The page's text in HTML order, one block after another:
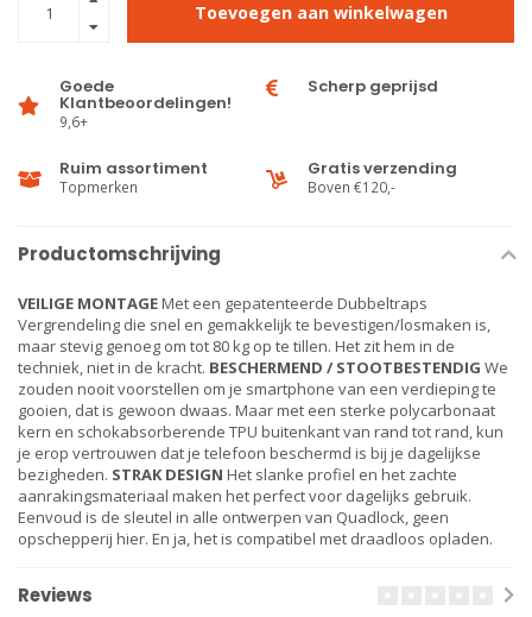
Toevoegen aan winkelwagen
Goede
Klantbeoordelingen!
9,6+
Scherp geprijsd
Ruim assortiment
Topmerken
Gratis verzending
Boven €120,-
Productomschrijving
VEILIGE MONTAGEMet een gepatenteerde Dubbeltraps
Vergrendeling die snel en gemakkelijk te bevestigen/losmaken is,
maar stevig genoeg om tot 80 kg op te tillen. Het zit hem in de
techniek, niet in de kracht. BESCHERMEND / STOOTBESTENDIG We
zouden nooit voorstellen om je smartphone van een verdieping te
gooien, dat is gewoon dwaas. Maar met een sterke polycarbonaat
kern en schokabsorberende TPU buitenkant van rand tot rand, kun
je erop vertrouwen dat je telefoon beschermd is bij je dagelijkse
bezigheden. STRAK DESIGN Het slanke profiel en het zachte
aanrakingsmateriaal maken het perfect voor dagelijks gebruik.
Eenvoud is de sleutel in alle ontwerpen van Quadlock, geen
opschepperij hier. En ja, het is compatibel met draadloos opladen.
Reviews